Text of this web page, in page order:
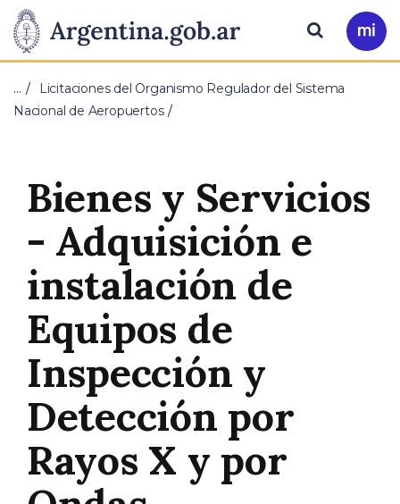
Presidencia
de
la
Pasar al contenido principal
Ir
a
Buscar
…
Licitaciones del Organismo Regulador del Sistema
Nacional de Aeropuertos
Bienes y Servicios
- Adquisición e
instalación de
Equipos de
Inspección y
Detección por
Rayos X y por